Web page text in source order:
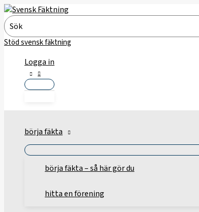
Hoppa
till
innehåll
Search
for:
Stöd svensk fäktning
Logga in
börja fäkta
börja fäkta – så här gör du
hitta en förening